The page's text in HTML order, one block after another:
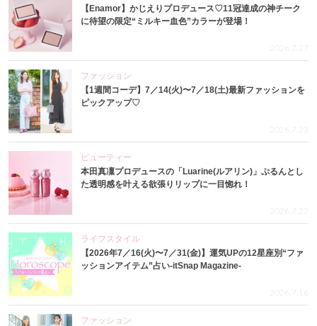
【Enamor】かじえりプロデュース♡11冠達成の神チーク
に待望の限定“ミルキー血色”カラーが登場！
2026.7.27
ファッション
【1週間コーデ】7／14(火)〜7／18(土)最新ファッションを
ピックアップ♡
2026.7.23
ビューティー
本田真凜プロデュースの「Luarine(ルアリン)」ぷるんとし
た透明感を叶える欲張りリップに一目惚れ！
2026.7.22
ライフスタイル
【2026年7／16(火)〜7／31(金)】運気UPの12星座別“ファ
ッションアイテム”占い-itSnap Magazine-
2026.7.16
ファッション